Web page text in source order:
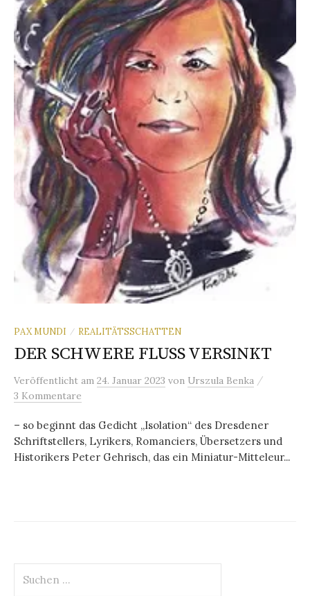
PAX MUNDI / REALITÄTSSCHATTEN
DER SCHWERE FLUSS VERSINKT
Veröffentlicht am 24. Januar 2023 von Urszula Benka /
3 Kommentare
– so beginnt das Gedicht „Isolation“ des Dresdener
Schriftstellers, Lyrikers, Romanciers, Übersetzers und
Historikers Peter Gehrisch, das ein Miniatur-Mitteleur...
nach: